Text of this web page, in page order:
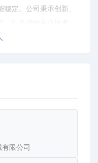
定。公司秉承创新、
、高性能的产品和服
限公司